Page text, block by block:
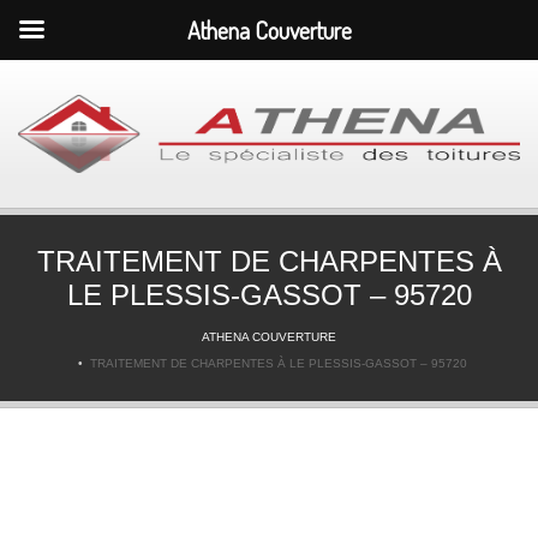
TRAITEMENT DE CHARPENTES À
LE PLESSIS-GASSOT – 95720
ATHENA COUVERTURE
TRAITEMENT DE CHARPENTES À LE PLESSIS-GASSOT – 95720
Athena Couverture